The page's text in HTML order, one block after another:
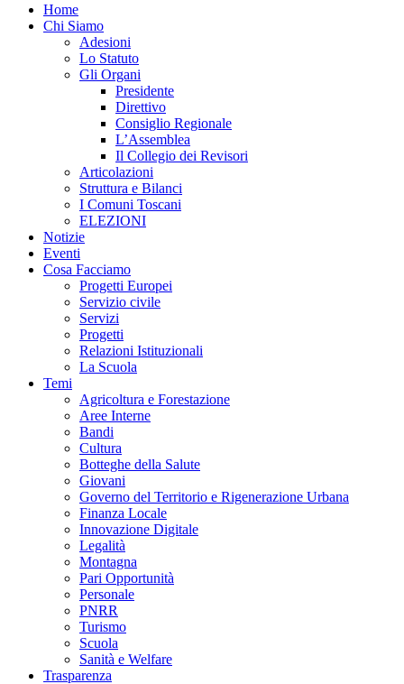
Home
Chi Siamo
Adesioni
Lo Statuto
Gli Organi
Presidente
Direttivo
Consiglio Regionale
L’Assemblea
Il Collegio dei Revisori
Articolazioni
Struttura e Bilanci
I Comuni Toscani
ELEZIONI
Notizie
Eventi
Cosa Facciamo
Progetti Europei
Servizio civile
Servizi
Progetti
Relazioni Istituzionali
La Scuola
Temi
Agricoltura e Forestazione
Aree Interne
Bandi
Cultura
Botteghe della Salute
Giovani
Governo del Territorio e Rigenerazione Urbana
Finanza Locale
Innovazione Digitale
Legalità
Montagna
Pari Opportunità
Personale
PNRR
Turismo
Scuola
Sanità e Welfare
Trasparenza